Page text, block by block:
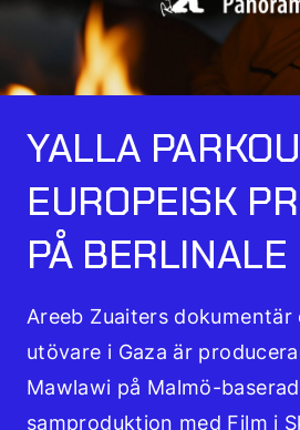
YALLA
EUROPEISK
PÅ BERLINALE
Areeb Zuaiters dokumentär
utövare i Gaza är
Mawlawi på Malmö-
samproduktion med Film i